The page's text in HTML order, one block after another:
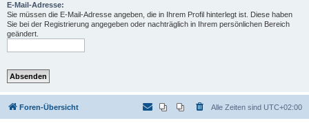
E-Mail-Adresse:
Sie müssen die E-Mail-Adresse angeben, die in Ihrem Profil hinterlegt ist. Diese haben
Sie bei der Registrierung angegeben oder nachträglich in Ihrem persönlichen Bereich
geändert.
Foren-Übersicht Alle Zeiten sind UTC+02:00